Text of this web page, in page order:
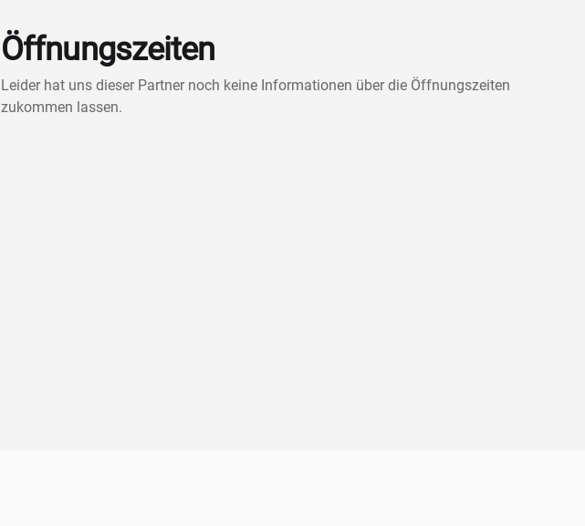
Öffnungszeiten
Leider hat uns dieser Partner noch keine Informationen über die Öffnungszeiten
zukommen lassen.